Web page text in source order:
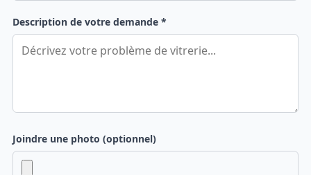
Description de votre demande *
Joindre une photo (optionnel)